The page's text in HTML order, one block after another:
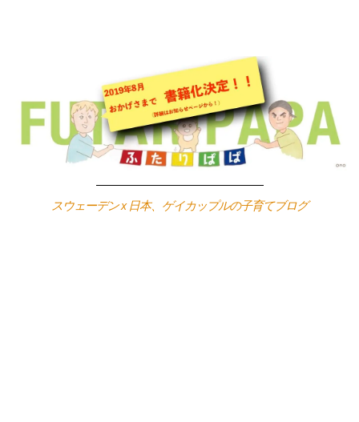
スウェーデン x 日本、ゲイカップルの子育てブログ